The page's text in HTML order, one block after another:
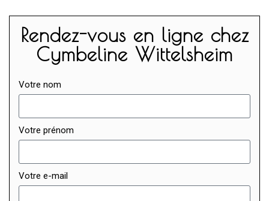
Rendez-vous en ligne chez
Cymbeline Wittelsheim
Votre nom
Votre prénom
Votre e-mail